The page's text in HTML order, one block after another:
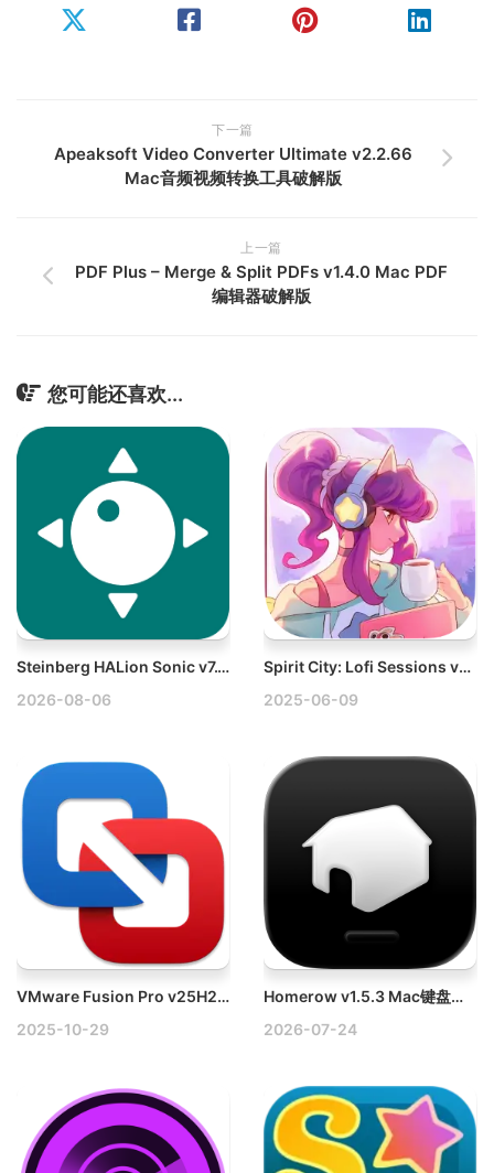
下一篇
Apeaksoft Video Converter Ultimate v2.2.66
Mac音频视频转换工具破解版
上一篇
PDF Plus – Merge & Split PDFs v1.4.0 Mac PDF
编辑器破解版
您可能还喜欢...
Steinberg HALion Sonic v7.1.51 Mac音源播放器
2026-08-06
Spirit City: Lofi Sessions v1.9.1 Mac治愈音乐/白噪音游戏
2025-06-09
VMware Fusion Pro v25H2(24995814) Mac虚拟机破解版
2025-10-29
Homerow v1.5.3 Mac键盘效率工具破解版
2026-07-24